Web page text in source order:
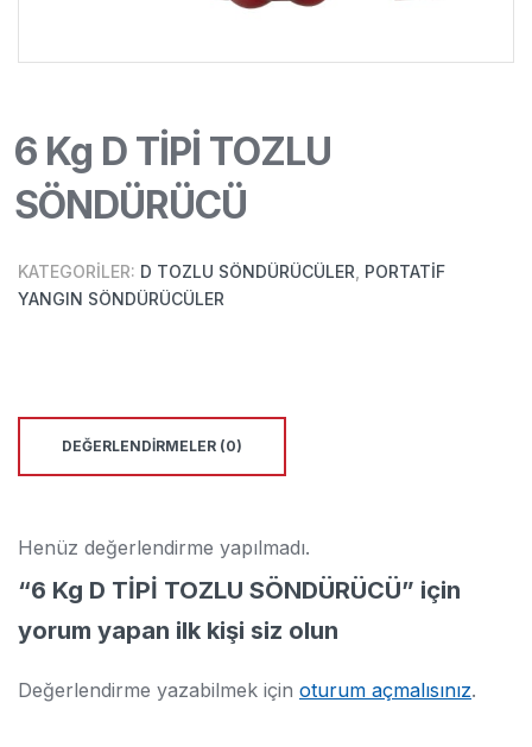
6 Kg D TİPİ TOZLU
SÖNDÜRÜCÜ
KATEGORILER: D TOZLU SÖNDÜRÜCÜLER PORTATIF
YANGIN SÖNDÜRÜCÜLER
DEĞERLENDIRMELER (0)
Henüz değerlendirme yapılmadı.
“6 Kg D TİPİ TOZLU SÖNDÜRÜCÜ” için
yorum yapan ilk kişi siz olun
Değerlendirme yazabilmek için oturum açmalısınız.